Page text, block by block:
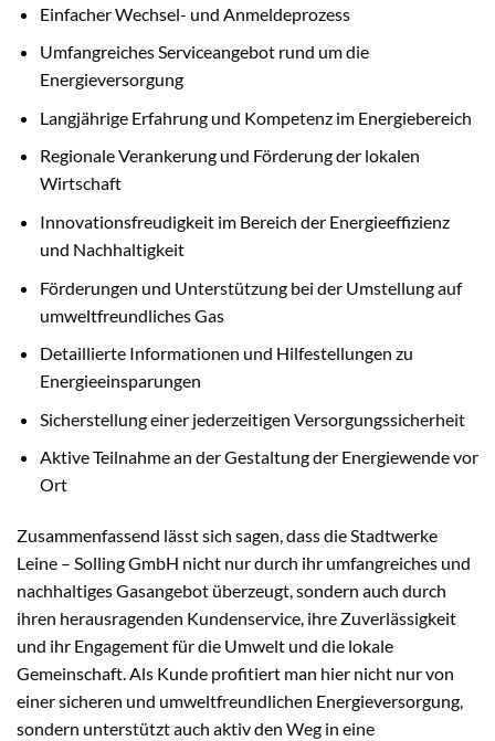
Einfacher Wechsel- und Anmeldeprozess
Umfangreiches Serviceangebot rund um die
Energieversorgung
Langjährige Erfahrung und Kompetenz im Energiebereich
Regionale Verankerung und Förderung der lokalen
Wirtschaft
Innovationsfreudigkeit im Bereich der Energieeffizienz
und Nachhaltigkeit
Förderungen und Unterstützung bei der Umstellung auf
umweltfreundliches Gas
Detaillierte Informationen und Hilfestellungen zu
Energieeinsparungen
Sicherstellung einer jederzeitigen Versorgungssicherheit
Aktive Teilnahme an der Gestaltung der Energiewende vor
Ort
Zusammenfassend lässt sich sagen, dass die Stadtwerke
Leine – Solling GmbH nicht nur durch ihr umfangreiches und
nachhaltiges Gasangebot überzeugt, sondern auch durch
ihren herausragenden Kundenservice, ihre Zuverlässigkeit
und ihr Engagement für die Umwelt und die lokale
Gemeinschaft. Als Kunde profitiert man hier nicht nur von
einer sicheren und umweltfreundlichen Energieversorgung,
sondern unterstützt auch aktiv den Weg in eine